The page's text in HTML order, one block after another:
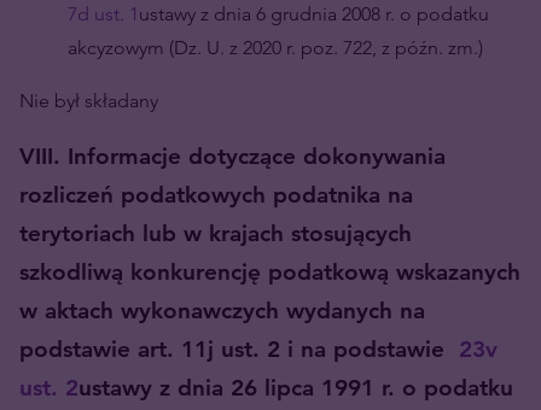
7d ust. 1 ustawy z dnia 6 grudnia 2008 r. o podatku
akcyzowym (Dz. U. z 2020 r. poz. 722, z późn. zm.)
Nie był składany
VIII. Informacje dotyczące dokonywania
rozliczeń podatkowych podatnika na
terytoriach lub w krajach stosujących
szkodliwą konkurencję podatkową wskazanych
w aktach wykonawczych wydanych na
podstawie art. 11j ust. 2 i na podstawie
23v
ust. 2ustawy z dnia 26 lipca 1991 r. o podatku